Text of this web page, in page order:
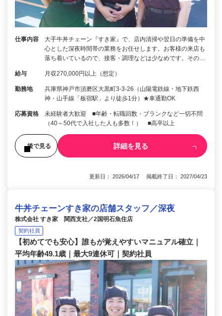
仕事内容
大手牛丼チェーン『すき家』で、店内清掃や翌日の準備を中
心とした深夜時間帯の業務をお任せします。お客様の来店も
落ち着いているので、接客・調理などは少なめです。その…
給与 月収270,000円以上（想定）
勤務地
兵庫県神戸市須磨区大黒町3-3-26（山陽電鉄線・地下鉄西
神・山手線「板宿駅」より徒歩1分）★車通勤OK
応募資格
未経験者大歓迎 ■年齢・転職回数・ブランクなど一切不問
（40～50代で入社した人も多数！） ■高卒以上
後で見る 詳細を見る
更新日： 2026/04/17 掲載終了日： 2027/04/23
牛丼チェーンすき家の店舗スタッフ／深夜
株式会社 すき家 関西支社／2国明石魚住店
契約社員
【初めてでも安心】誰もが覚えやすいマニュアル確立｜
平均年齢49.1歳｜最大9連休可｜契約社員